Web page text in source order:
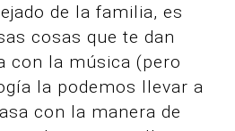
de la familia, es
cosas que te dan
con la música (pero
la podemos llevar a
con la manera de